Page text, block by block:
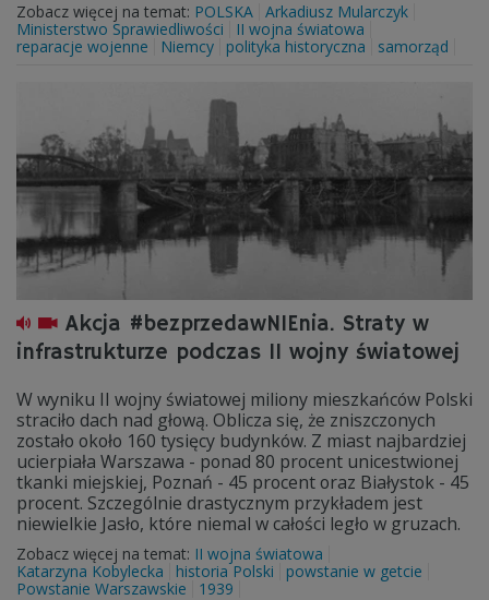
Zobacz więcej na temat: POLSKA Arkadiusz Mularczyk
Ministerstwo Sprawiedliwości
II wojna światowa
reparacje wojenne
Niemcy polityka historyczna samorząd
Akcja #bezprzedawNIEnia. Straty w
infrastrukturze podczas II wojny światowej
W wyniku II wojny światowej miliony mieszkańców Polski
straciło dach nad głową. Oblicza się, że zniszczonych
zostało około 160 tysięcy budynków. Z miast najbardziej
ucierpiała Warszawa - ponad 80 procent unicestwionej
tkanki miejskiej, Poznań - 45 procent oraz Białystok - 45
procent. Szczególnie drastycznym przykładem jest
niewielkie Jasło, które niemal w całości legło w gruzach.
Zobacz więcej na temat: II wojna światowa
Katarzyna Kobylecka
historia Polski
powstanie w getcie
Powstanie Warszawskie
1939